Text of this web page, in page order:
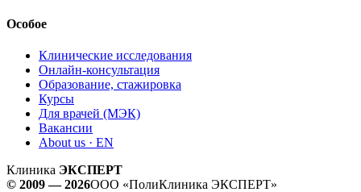
Особое
Клинические исследования
Онлайн-консультация
Образование, стажировка
Курсы
Для врачей (МЭК)
Вакансии
About us · EN
Клиника ЭКСПЕРТ
© 2009 — 2026ООО «ПолиКлиника ЭКСПЕРТ»